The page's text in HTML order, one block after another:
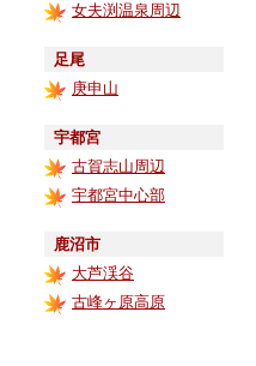
女夫渕温泉周辺
足尾
庚申山
宇都宮
古賀志山周辺
宇都宮中心部
鹿沼市
大芦渓谷
古峰ヶ原高原